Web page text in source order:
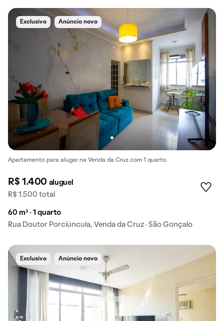
Exclusivo Anúncio novo
Apartamento para alugar na Venda da Cruz com 1 quarto.
R$ 1.400 aluguel
R$ 1.500 total
60 m² · 1 quarto
Rua Doutor Porciúncula, Venda da Cruz · São Gonçalo
Exclusivo Anúncio novo